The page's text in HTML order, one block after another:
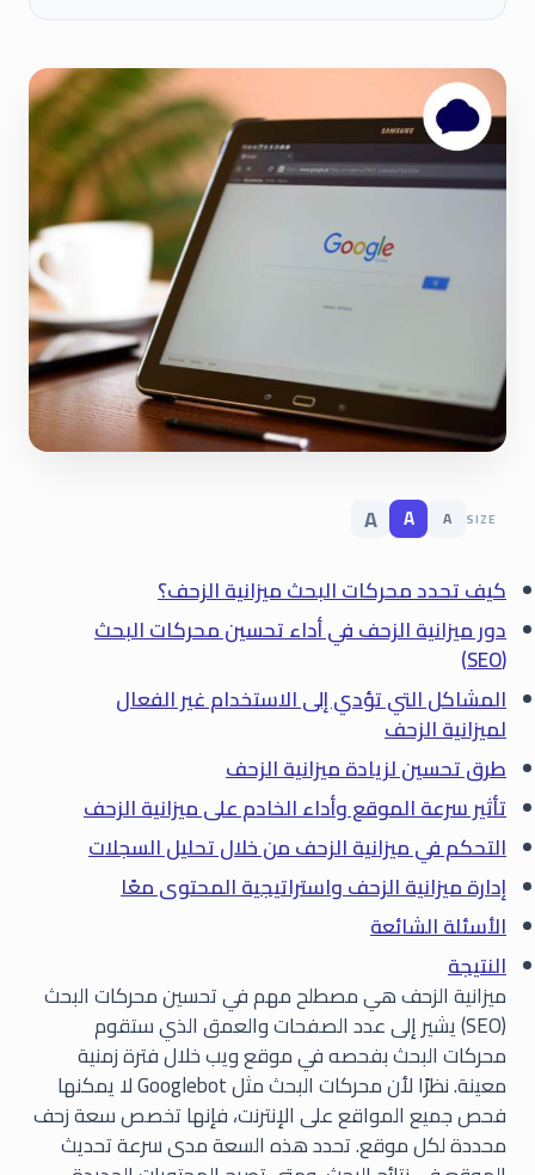
SIZE
A
A
A
كيف تحدد محركات البحث ميزانية الزحف؟
دور ميزانية الزحف في أداء تحسين محركات البحث
(SEO)
المشاكل التي تؤدي إلى الاستخدام غير الفعال
لميزانية الزحف
طرق تحسين لزيادة ميزانية الزحف
تأثير سرعة الموقع وأداء الخادم على ميزانية الزحف
التحكم في ميزانية الزحف من خلال تحليل السجلات
إدارة ميزانية الزحف واستراتيجية المحتوى معًا
الأسئلة الشائعة
النتيجة
ميزانية الزحف هي مصطلح مهم في تحسين محركات البحث
(SEO) يشير إلى عدد الصفحات والعمق الذي ستقوم
محركات البحث بفحصه في موقع ويب خلال فترة زمنية
معينة. نظرًا لأن محركات البحث مثل Googlebot لا يمكنها
فحص جميع المواقع على الإنترنت، فإنها تخصص سعة زحف
محددة لكل موقع. تحدد هذه السعة مدى سرعة تحديث